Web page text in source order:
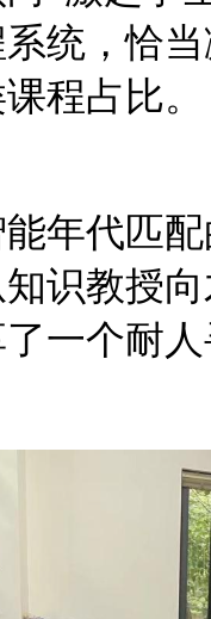
统，恰
程占比。
代匹配
识教授
一个耐